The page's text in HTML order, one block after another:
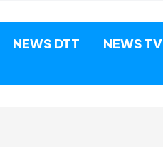
NEWS DTT
NEWS TV